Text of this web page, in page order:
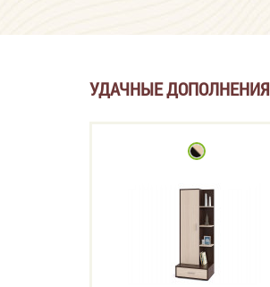
УДАЧНЫЕ ДОПОЛНЕНИЯ